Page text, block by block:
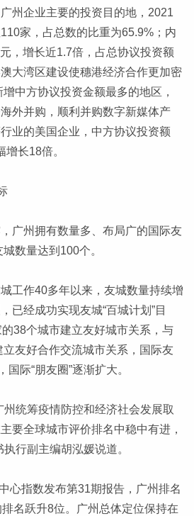
州企业主要的投资目的地，2021
家，占总数的比重为65.9%；内
，增长近1.7倍，占总协议投资额
大湾区建设使穗港经济合作更加密
中方协议投资金额最多的地区，
外并购，顺利并购数字新媒体产
业的美国企业，中方协议投资额
长18倍。
广州拥有数量多、布局广的国际友
数量达到100个。
工作40多年以来，友城数量持续增
已经成功实现友城“百城计划”目
38个城市建立友好城市关系，与
友好合作交流城市关系，国际友
际“朋友圈”逐渐扩大。
州统筹疫情防控和经济社会发展取
要全球城市评价排名中稳中有进，
行副主编胡泓媛说道。
心指数发布第31期报告，广州排名
名跃升8位。广州总体定位保持在